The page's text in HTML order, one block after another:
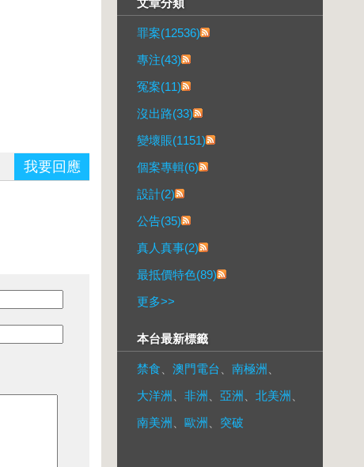
我要回應
文章分類
罪案(12536)
專注(43)
冤案(11)
沒出路(33)
變壞賬(1151)
個案專輯(6)
設計(2)
公告(35)
真人真事(2)
最抵價特色(89)
更多>>
本台最新標籤
禁食 澳門電台 南極洲
大洋洲
非洲 亞洲 北美洲
南美洲
歐洲 突破